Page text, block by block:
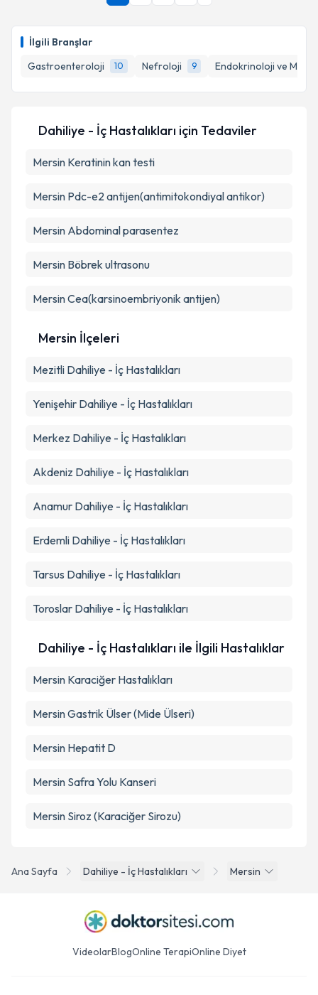
İlgili Branşlar
Gastroenteroloji
10 Nefroloji 9 Endokrinoloji ve
E-posta Adresiniz
Metni
'ni okudum ve kişisel verilerimin belirtilen
kapsamda işlenmesini kabul ediyorum.
Ana Sayfa Dahiliye - İç Hastalıkları Mersin
Dahiliye - İç Hastalıkları için Tedaviler
Mersin Keratinin kan testi
Mersin Pdc-e2 antijen(antimitokondiyal antikor)
Mersin Abdominal parasentez
Mersin Böbrek ultrasonu
Mersin Cea(karsinoembriyonik antijen)
Mersin İlçeleri
Mezitli Dahiliye - İç Hastalıkları
Yenişehir Dahiliye - İç Hastalıkları
Merkez Dahiliye - İç Hastalıkları
Akdeniz Dahiliye - İç Hastalıkları
Anamur Dahiliye - İç Hastalıkları
Erdemli Dahiliye - İç Hastalıkları
Tarsus Dahiliye - İç Hastalıkları
Toroslar Dahiliye - İç Hastalıkları
Dahiliye - İç Hastalıkları ile İlgili Hastalıklar
Mersin Karaciğer Hastalıkları
Mersin Gastrik Ülser (Mide Ülseri)
Mersin Hepatit D
Mersin Safra Yolu Kanseri
Mersin Siroz (Karaciğer Sirozu)
VideolarBlogOnline TerapiOnline Diyet